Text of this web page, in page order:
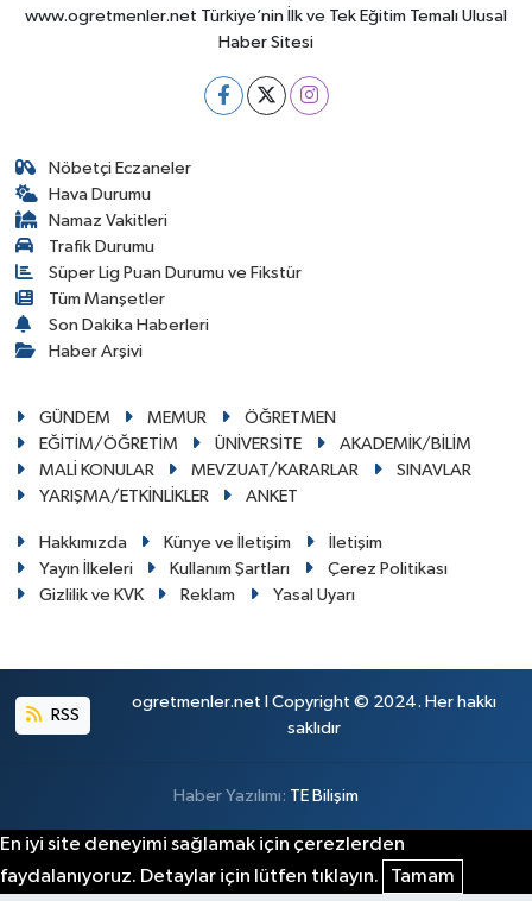
www.ogretmenler.net Türkiye’nin İlk ve Tek Eğitim Temalı Ulusal
Haber Sitesi
Nöbetçi Eczaneler
Hava Durumu
Namaz Vakitleri
Trafik Durumu
Süper Lig Puan Durumu ve Fikstür
Tüm Manşetler
Son Dakika Haberleri
Haber Arşivi
GÜNDEM MEMUR
ÖĞRETMEN
EĞİTİM/ÖĞRETİM
ÜNİVERSİTE
AKADEMİK/BİLİM
MALİ KONULAR
MEVZUAT/KARARLAR
SINAVLAR
YARIŞMA/ETKİNLİKLER
ANKET
Hakkımızda Künye ve İletişim
İletişim
Yayın İlkeleri
Kullanım Şartları
Çerez Politikası
Gizlilik ve KVK
Reklam Yasal Uyarı
RSS
ogretmenler.net I Copyright © 2024. Her hakkı
saklıdır
Haber Yazılımı: TE Bilişim
En iyi site deneyimi sağlamak için çerezlerden
faydalanıyoruz. Detaylar için lütfen tıklayın.
Tamam